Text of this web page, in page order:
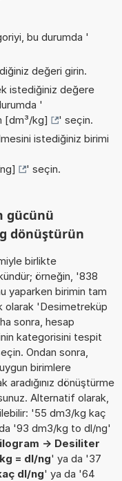
bu durumda '
değeri girin.
istediğiniz değere
'
[dm³/kg]
' seçin.
istediğiniz birimi
' seçin.
gücünü
dönüştürün
birlikte
örneğin, '838
yaparken birimin tam
olarak 'Desimetreküp
sonra, hesap
kategorisini tespit
Ondan sonra,
birimlere
dönüştürme
Alternatif olarak,
'55 dm3/kg kaç
'93 dm3/kg to dl/ng'
-> Desiliter
= dl/ng' ya da '37
dl/ng' ya da '64